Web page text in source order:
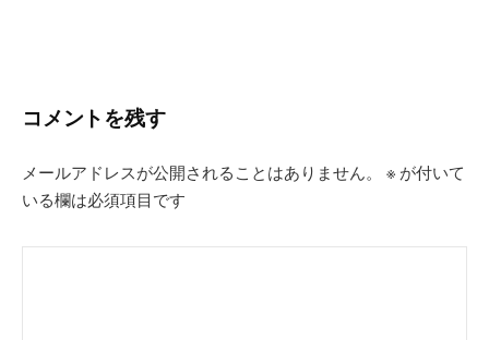
ー
ョ
ン
コメントを残す
メールアドレスが公開されることはありません。 ※ が付いて
いる欄は必須項目です